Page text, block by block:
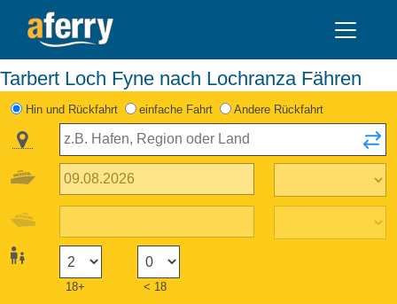
Tarbert Loch Fyne nach Lochranza Fähren
Hin und Rückfahrt einfache Fahrt Andere Rückfahrt
18+ < 18